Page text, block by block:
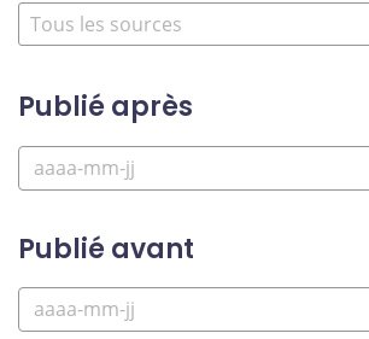
Publié après
Publié avant